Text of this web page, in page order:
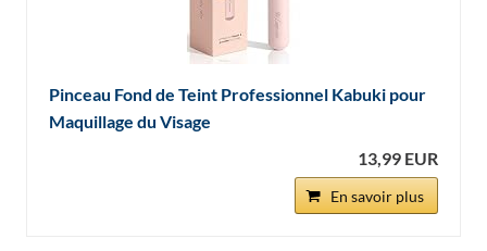
Pinceau Fond de Teint Professionnel Kabuki pour
Maquillage du Visage
13,99 EUR
En savoir plus